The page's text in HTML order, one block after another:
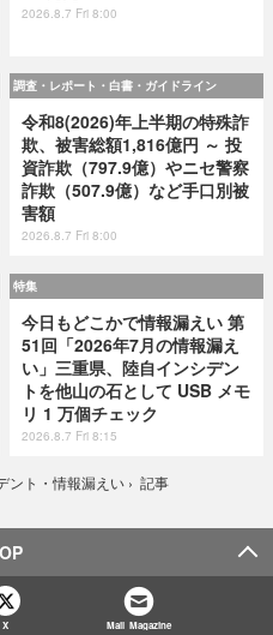
2026.8.7 Fri 8:00
調査・レポート・白書・ガイドライン
令和8(2026)年上半期の特殊詐
欺、被害総額1,816億円 ～ 投
資詐欺（797.9億）やニセ警察
詐欺（507.9億）など手口別被
害額
2026.8.7 Fri 8:00
特集
今日もどこかで情報漏えい 第
51回「2026年7月の情報漏え
い」三重県、陸自インシデン
トを他山の石として USB メモ
リ 1 万個チェック
2026.8.7 Fri 8:15
ント・情報漏えい › 記事
X Mail Magazine